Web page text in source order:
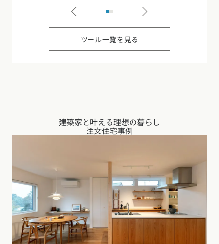
ツール一覧を見る
建築家と叶える理想の暮らし
注文住宅事例